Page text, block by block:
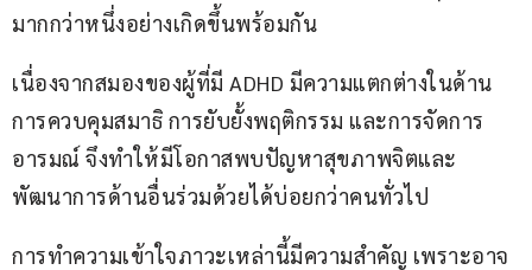
มากกว่าหนึ่งอย่างเกิดขึ้นพร้อมกัน
เนื่องจากสมองของผู้ที่มี ADHD มีความแตกต่างในด้าน
การควบคุมสมาธิ การยับยั้งพฤติกรรม และการจัดการ
อารมณ์ จึงทำให้มีโอกาสพบปัญหาสุขภาพจิตและ
พัฒนาการด้านอื่นร่วมด้วยได้บ่อยกว่าคนทั่วไป
การทำความเข้าใจภาวะเหล่านี้มีความสำคัญ เพราะอาจ